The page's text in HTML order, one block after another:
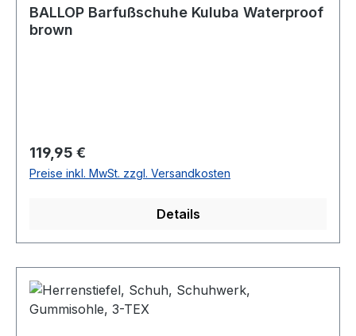
BALLOP Barfußschuhe Kuluba Waterproof
brown
Regulärer Preis:
119,95 €
Preise inkl. MwSt. zzgl. Versandkosten
Details